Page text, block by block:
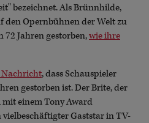
bezeichnet. Als Brünnhilde,
Opernbühnen der Welt zu
72 Jahren gestorben,wie ihre
Nachricht, dass Schauspieler
gestorben ist. Der Brite, der
einem Tony Award
Gaststar in TV-